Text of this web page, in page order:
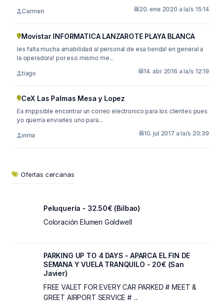
Carmen 20. ene 2020 a la/s 15:14
Movistar INFORMATICA LANZAROTE PLAYA BLANCA
les falta mucha amabilidad al personal de esa tienda! en general a
la operadora! por eso mismo me...
tiago 14. abr 2016 a la/s 12:19
CeX Las Palmas Mesa y Lopez
Ea imppsible encontrar un correo electronico para los clientes pues
yo querria enviarles uno para...
inma 10. jul 2017 a la/s 20:39
Ofertas cercanas
Peluquería - 32.50€ (Bilbao)
Coloración Elumen Goldwell
PARKING UP TO 4 DAYS - APARCA EL FIN DE
SEMANA Y VUELA TRANQUILO - 20€ (San
Javier)
FREE VALET FOR EVERY CAR PARKED # MEET &
GREET AIRPORT SERVICE # ...